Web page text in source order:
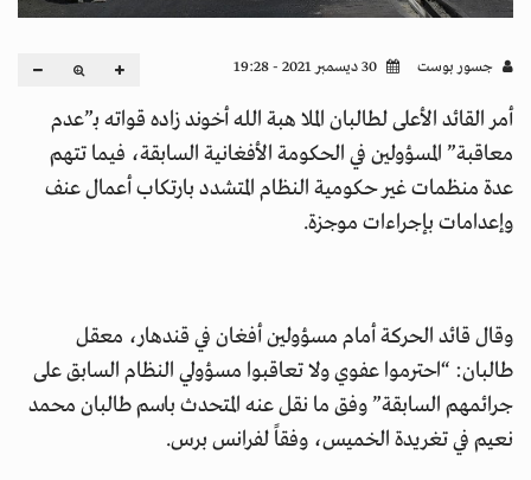
جسور بوست
أمر القائد الأعلى لطالبان الملا هبة الله أخوند زاده قواته بـ”عدم
معاقبة” المسؤولين في الحكومة الأفغانية السابقة، فيما تتهم
عدة منظمات غير حكومية النظام المتشدد بارتكاب أعمال عنف
وإعدامات بإجراءات موجزة.
وقال قائد الحركة أمام مسؤولين أفغان في قندهار، معقل
طالبان: “احترموا عفوي ولا تعاقبوا مسؤولي النظام السابق على
جرائمهم السابقة” وفق ما نقل عنه المتحدث باسم طالبان محمد
نعيم في تغريدة الخميس، وفقاً لفرانس برس.